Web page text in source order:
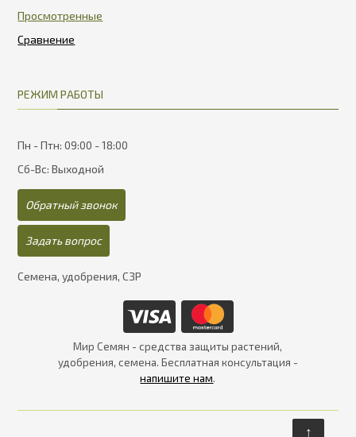
Просмотренные
РЕЖИМ РАБОТЫ
Пн - Птн: 09:00 - 18:00
Сб-Вс: Выходной
Обратный звонок
Задать вопрос
Семена, удобрения, СЗР
Мир Семян - средства защиты растений,
удобрения, семена. Бесплатная консультация -
напишите нам.
↑